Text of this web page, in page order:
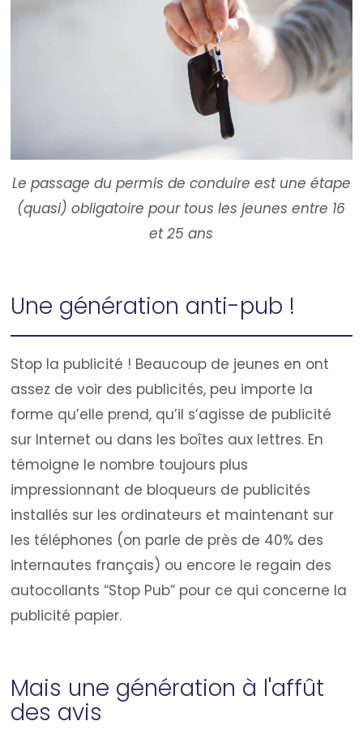
Le passage du permis de conduire est une étape
(quasi) obligatoire pour tous les jeunes entre 16
et 25 ans
Une génération anti-pub !
Stop la publicité ! Beaucoup de jeunes en ont
assez de voir des publicités, peu importe la
forme qu’elle prend, qu’il s’agisse de publicité
sur Internet ou dans les boîtes aux lettres. En
témoigne le nombre toujours plus
impressionnant de bloqueurs de publicités
installés sur les ordinateurs et maintenant sur
les téléphones (on parle de près de 40% des
internautes français) ou encore le regain des
autocollants “Stop Pub” pour ce qui concerne la
publicité papier.
Mais une génération à l'affût
des avis